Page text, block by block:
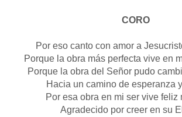
CORO
Por eso canto con amor a
Porque la obra más perfecta vive en
Porque la obra del Señor pudo
Hacia un camino de esperanza
Por esa obra en mi ser vive feliz
Agradecido por creer en su